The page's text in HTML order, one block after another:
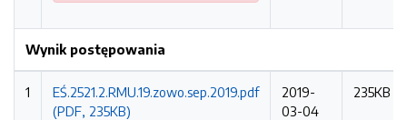
Wynik postępowania
1
EŚ.2521.2.RMU.19.zowo.sep.2019.pdf
(PDF, 235KB)
2019-
03-04
235KB